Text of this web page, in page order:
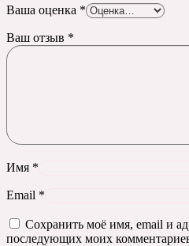
Ваша оценка *
Ваш отзыв *
Имя *
Email *
Сохранить моё имя, email и
последующих моих